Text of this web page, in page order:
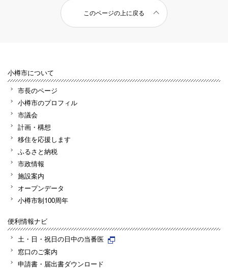
このページの上に戻る
小樽市について
市長のページ
小樽市のプロフィル
市議会
計画・構想
移住を応援します
ふるさと納税
市政情報
施設案内
オープンデータ
小樽市制100周年
便利情報ナビ
土・日・祝日の日中の当番医
窓口のご案内
申請書・届出書ダウンロード